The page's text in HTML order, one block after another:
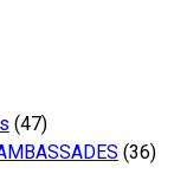
(47)
(36)